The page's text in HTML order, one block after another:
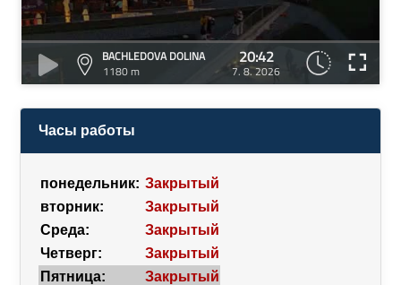
BACHLEDOVA DOLINA
1180 m
20:42
7. 8. 2026
Часы работы
понедельник: Закрытый
вторник:
Закрытый
Среда:
Закрытый
Четверг:
Закрытый
Пятница:
Закрытый